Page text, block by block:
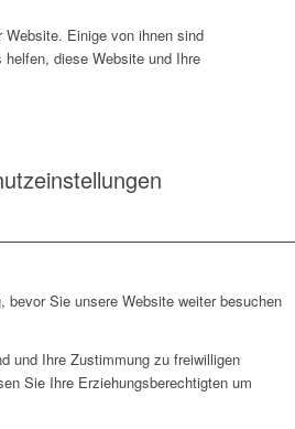
Einige von ihnen sind
diese Website und Ihre
bevor Sie unsere Website weiter besuchen
und Ihre Zustimmung zu freiwilligen
Sie Ihre Erziehungsberechtigten um